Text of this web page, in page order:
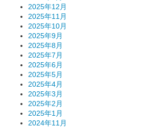
2025年12月
2025年11月
2025年10月
2025年9月
2025年8月
2025年7月
2025年6月
2025年5月
2025年4月
2025年3月
2025年2月
2025年1月
2024年11月